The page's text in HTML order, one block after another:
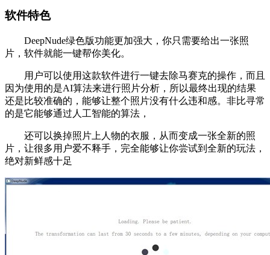
软件特色
DeepNude绿色版功能更加强大，你只需要给出一张照
片，软件就能一键帮你美化。
用户可以使用这款软件进行一键去除马赛克的操作，而且
因为使用的是AI算法来进行照片分析，所以最终出现的结果
还是比较准确的，能够让整个照片没有什么违和感。非比寻常
的是它能够通过人工智能的算法，
还可以换掉照片上人物的衣服，从而变成一张全新的照
片，让很多用户爱不释手，完全能够让你尝试到全新的玩法，
绝对新鲜感十足